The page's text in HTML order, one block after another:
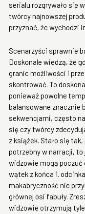
serialu rozgrywało się
twórcy najnowszej
przyznać, że wychodzi
Scenarzyści sprawnie
Doskonale wiedzą, że
granic możliwości i
skontrować. To
ponieważ powolne
balansowane znacznie
sekwencjami, często
się czy twórcy
z książek. Stało się
potrzebny w narracji,
widzowie mogą
wątek z końca 1.
makabryczność nie
głównej osi fabuły.
widzowie otrzymują